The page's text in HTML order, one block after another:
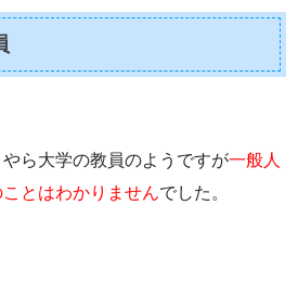
ら大学の教員のようですが一般人
とはわかりませんでした。